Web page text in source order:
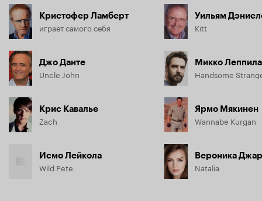
Кристофер Ламберт
играет самого себя
Джо Данте
Uncle John
Крис Кавалье
Zach
Исмо Лейкола
Wild Pete
Уильям
Kitt
Микко
Handsome
Ярмо Мякинен
Wannabe Kurgan
Вероника
Natalia